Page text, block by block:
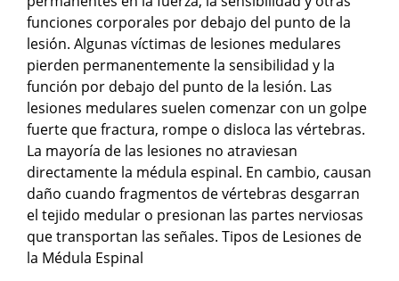
funciones corporales por debajo del punto de la
lesión. Algunas víctimas de lesiones medulares
pierden permanentemente la sensibilidad y la
función por debajo del punto de la lesión. Las
lesiones medulares suelen comenzar con un golpe
fuerte que fractura, rompe o disloca las vértebras.
La mayoría de las lesiones no atraviesan
directamente la médula espinal. En cambio, causan
daño cuando fragmentos de vértebras desgarran
el tejido medular o presionan las partes nerviosas
que transportan las señales. Tipos de Lesiones de
la Médula Espinal